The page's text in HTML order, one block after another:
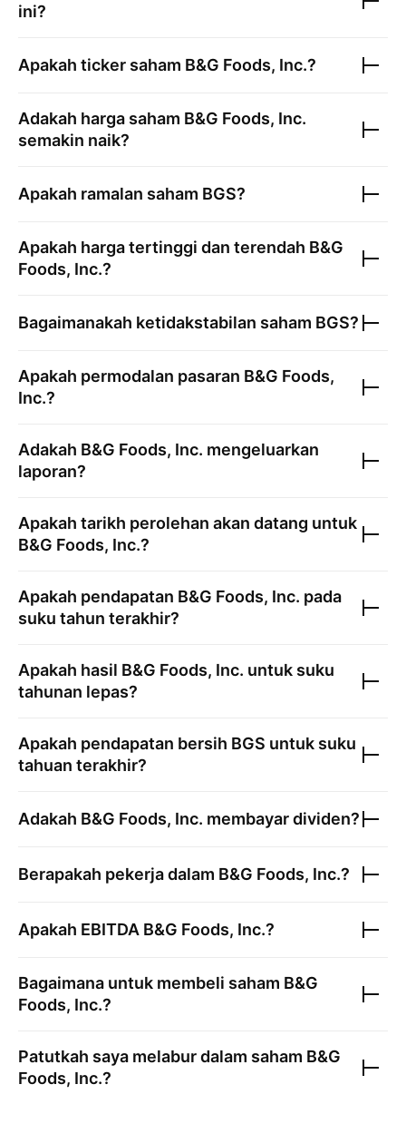
ini?
Apakah ticker saham B&G Foods, Inc.?
Adakah harga saham B&G Foods, Inc.
semakin naik?
Apakah ramalan saham BGS?
Apakah harga tertinggi dan terendah B&G
Foods, Inc.?
Bagaimanakah ketidakstabilan saham BGS?
Apakah permodalan pasaran B&G Foods,
Inc.?
Adakah B&G Foods, Inc. mengeluarkan
laporan?
Apakah tarikh perolehan akan datang untuk
B&G Foods, Inc.?
Apakah pendapatan B&G Foods, Inc. pada
suku tahun terakhir?
Apakah hasil B&G Foods, Inc. untuk suku
tahunan lepas?
Apakah pendapatan bersih BGS untuk suku
tahuan terakhir?
Adakah B&G Foods, Inc. membayar dividen?
Berapakah pekerja dalam B&G Foods, Inc.?
Apakah EBITDA B&G Foods, Inc.?
Bagaimana untuk membeli saham B&G
Foods, Inc.?
Patutkah saya melabur dalam saham B&G
Foods, Inc.?